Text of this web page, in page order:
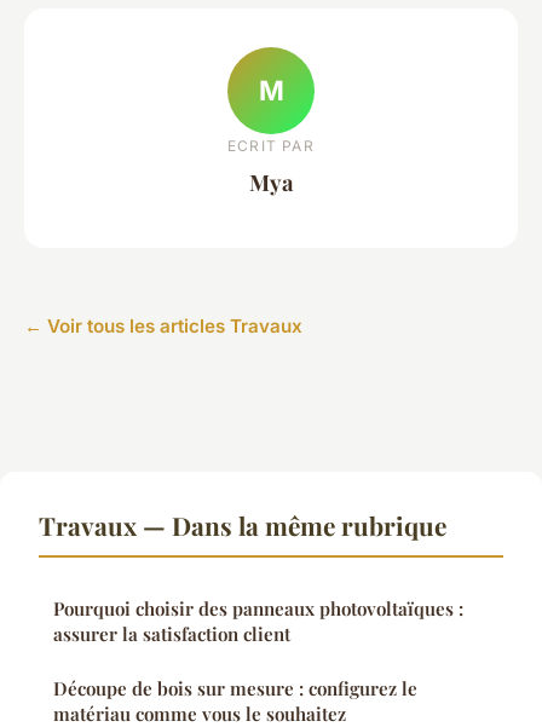
M
ECRIT PAR
Mya
← Voir tous les articles Travaux
Travaux — Dans la même rubrique
Pourquoi choisir des panneaux photovoltaïques :
assurer la satisfaction client
Découpe de bois sur mesure : configurez le
matériau comme vous le souhaitez